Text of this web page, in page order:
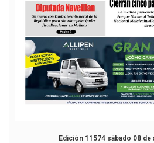
Edición 11574 sábado 08